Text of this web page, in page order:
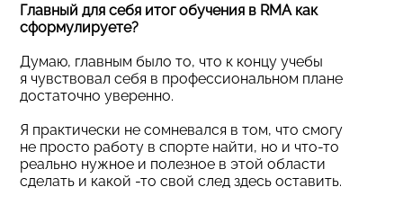
Главный для себя итог обучения в RMA как
сформулируете?
Думаю, главным было то, что к концу учебы
я чувствовал себя в профессиональном плане
достаточно уверенно.
Я практически не сомневался в том, что смогу
не просто работу в спорте найти, но и что-то
реально нужное и полезное в этой области
сделать и какой -то свой след здесь оставить.